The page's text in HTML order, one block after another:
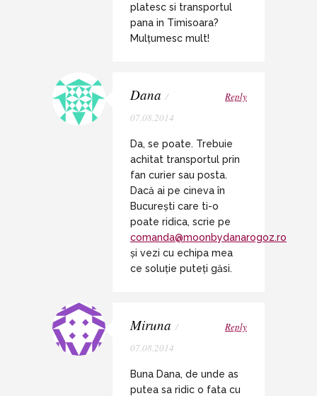
platesc si transportul
pana in Timisoara?
Mulțumesc mult!
Dana /
07.08.2014
Reply
Da, se poate. Trebuie
achitat transportul prin
fan curier sau posta.
Dacă ai pe cineva în
București care ti-o
poate ridica, scrie pe
comanda@moonbydanarogoz.ro
și vezi cu echipa mea
ce soluție puteți găsi.
Miruna /
07.08.2014
Reply
Buna Dana, de unde as
putea sa ridic o fata cu